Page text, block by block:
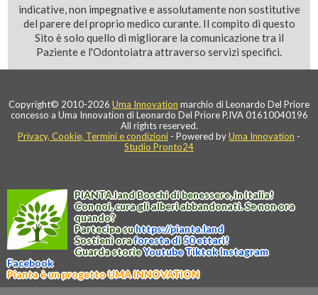
indicative, non impegnative e assolutamente non sostitutive
del parere del proprio medico curante. Il compito di questo
Sito è solo quello di migliorare la comunicazione tra il
Paziente e l'Odontoiatra attraverso servizi specifici.
Copyright© 2010-2026 Uma Innovation marchio di Leonardo Del Priore
concesso a Uma Innovation di Leonardo Del Priore P.IVA 01610040196
All rights reserved.
Privacy, Cookie, Termini e condizioni - Powered byUma Innovation -
Studio Pronto24
PIANTA.landBoschi di benessere, in Italia!
Con noi, cura gli alberi abbandonati. Se non ora
quando?
Partecipa suhttps://pianta.land
Sostieni oraforesta di 50 ettari!
Guarda storieYoutubeTiktokInstagram
Facebook
Pianta è un progetto UMA INNOVATION